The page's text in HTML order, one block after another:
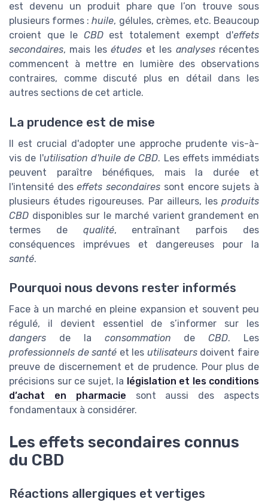
est devenu un produit phare que l’on trouve sous
plusieurs formes :huile, gélules, crèmes, etc. Beaucoup
croient que le CBDest totalement exempt d'effets
secondaires, mais lesétudes et les analysesrécentes
commencent à mettre en lumière des observations
contraires, comme discuté plus en détail dans les
autres sections de cet article.
La prudence est de mise
Il est crucial d'adopter une approche prudente vis-à-
vis de l'utilisation d'huile de CBD. Les effets immédiats
peuvent paraître bénéfiques, mais la durée et
l'intensité deseffets secondaires sont encore sujets à
plusieurs études rigoureuses. Par ailleurs, les produits
CBD disponibles sur le marché varient grandement en
termes de qualité, entraînant parfois des
conséquences imprévues et dangereuses pour la
santé.
Pourquoi nous devons rester informés
Face à un marché en pleine expansion et souvent peu
régulé, il devient essentiel de s’informer sur les
dangers de la consommation deCBD. Les
professionnels de santé et les utilisateursdoivent faire
preuve de discernement et de prudence. Pour plus de
précisions sur ce sujet, la législation et les conditions
d’achat en pharmacie sont aussi des aspects
fondamentaux à considérer.
Les effets secondaires connus
du CBD
Réactions allergiques et vertiges